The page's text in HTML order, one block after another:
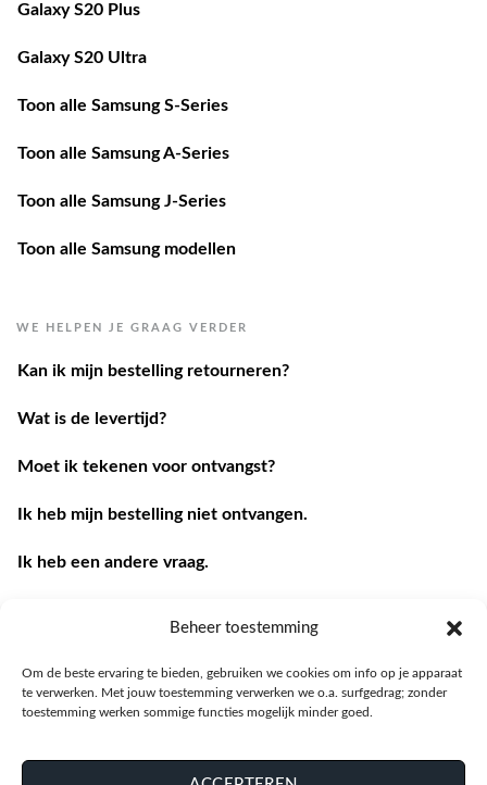
Beheer toestemming
Om de beste ervaring te bieden, gebruiken we cookies om info op je apparaat
te verwerken. Met jouw toestemming verwerken we o.a. surfgedrag; zonder
toestemming werken sommige functies mogelijk minder goed.
Galaxy S20 Plus
Galaxy S20 Ultra
Toon alle Samsung S-Series
Toon alle Samsung A-Series
Toon alle Samsung J-Series
Toon alle Samsung modellen
WE HELPEN JE GRAAG VERDER
Kan ik mijn bestelling retourneren?
Wat is de levertijd?
Moet ik tekenen voor ontvangst?
Ik heb mijn bestelling niet ontvangen.
Ik heb een andere vraag.